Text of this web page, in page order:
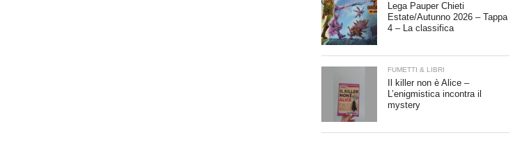
Lega Pauper Chieti
Estate/Autunno 2026 – Tappa
4 – La classifica
FUMETTI & LIBRI
Il killer non è Alice –
L’enigmistica incontra il
mystery